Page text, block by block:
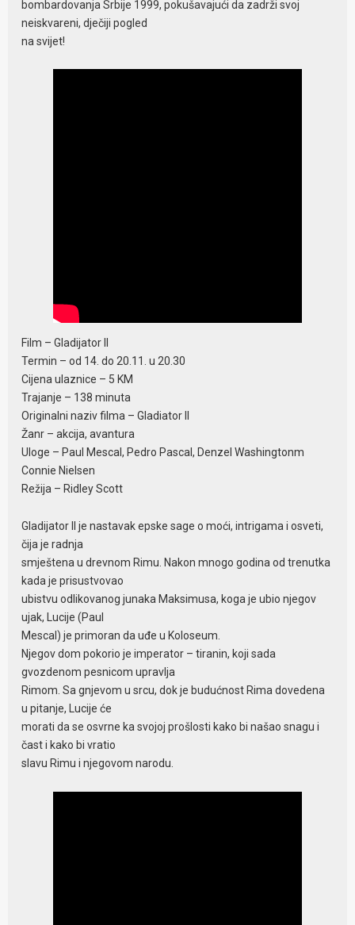
bombardovanja Srbije 1999, pokušavajući da zadrži svoj
neiskvareni, dječiji pogled
na svijet!
Film – Gladijator II
Termin – od 14. do 20.11. u 20.30
Cijena ulaznice – 5 KM
Trajanje – 138 minuta
Originalni naziv filma – Gladiator II
Žanr – akcija, avantura
Uloge – Paul Mescal, Pedro Pascal, Denzel Washingtonm
Connie Nielsen
Režija – Ridley Scott
Gladijator II je nastavak epske sage o moći, intrigama i osveti,
čija je radnja
smještena u drevnom Rimu. Nakon mnogo godina od trenutka
kada je prisustvovao
ubistvu odlikovanog junaka Maksimusa, koga je ubio njegov
ujak, Lucije (Paul
Mescal) je primoran da uđe u Koloseum.
Njegov dom pokorio je imperator – tiranin, koji sada
gvozdenom pesnicom upravlja
Rimom. Sa gnjevom u srcu, dok je budućnost Rima dovedena
u pitanje, Lucije će
morati da se osvrne ka svojoj prošlosti kako bi našao snagu i
čast i kako bi vratio
slavu Rimu i njegovom narodu.